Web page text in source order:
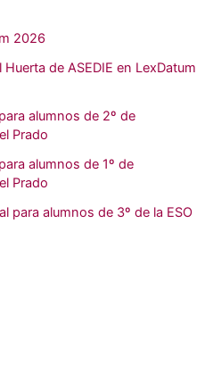
2026
de ASEDIE en LexDatum
alumnos de 2º de
Prado
alumnos de 1º de
Prado
para alumnos de 3º de la ESO